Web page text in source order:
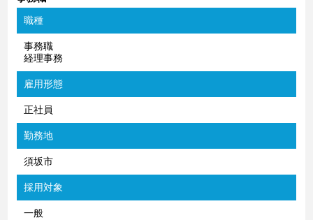
職種
事務職
経理事務
雇用形態
正社員
勤務地
須坂市
採用対象
一般